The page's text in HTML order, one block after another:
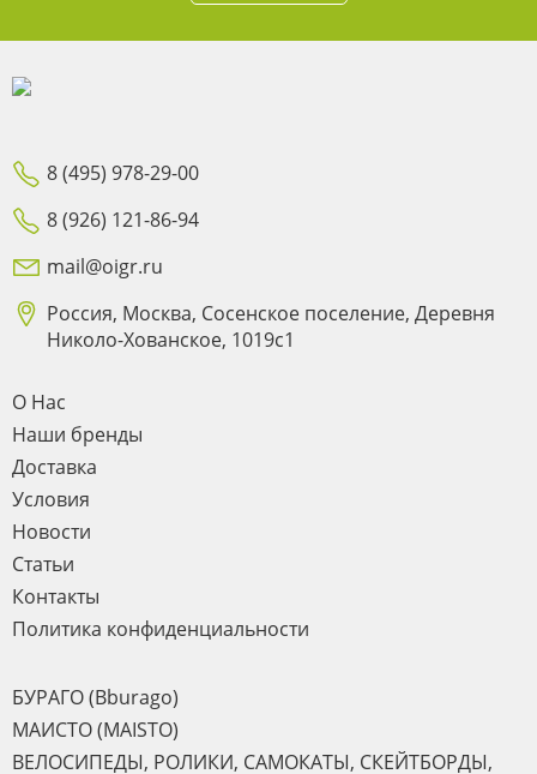
8 (495) 978-29-00
8 (926) 121-86-94
mail@oigr.ru
Россия, Москва, Сосенское поселение, Деревня
Николо-Хованское, 1019с1
О Нас
Наши бренды
Доставка
Условия
Новости
Статьи
Контакты
Политика конфиденциальности
БУРАГО (Bburago)
МАИСТО (MAISTO)
ВЕЛОСИПЕДЫ, РОЛИКИ, САМОКАТЫ, СКЕЙТБОРДЫ,